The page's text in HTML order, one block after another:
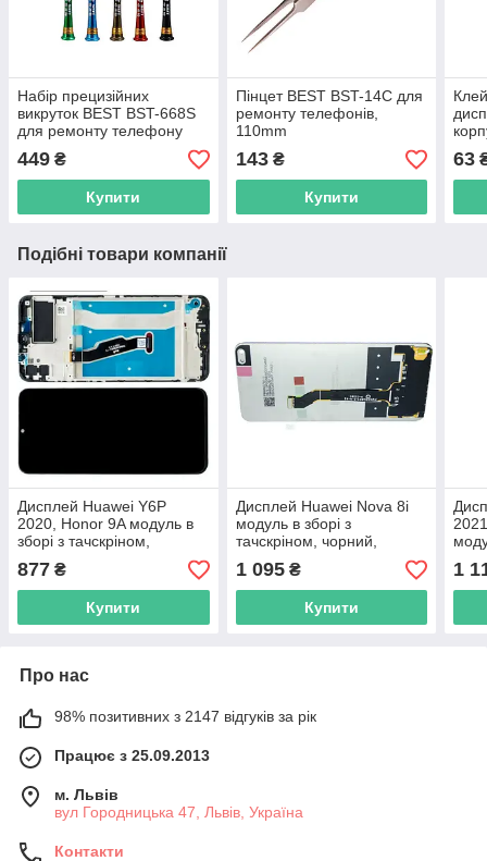
Набір прецизійних
викруток BEST BST-668S
для ремонту телефону
449 ₴
Купити
Пінцет BEST BST-14C для
ремонту телефонів,
110mm
143₴
Купити
63
Подібні товари компанії
Дисплей Huawei Y6P
2020, Honor 9A модуль в
зборі з тачскріном,
чорний, з рамкою, Original
PRC
877 ₴
Купити
Дисплей Huawei Nova 8i
модуль в зборі з
тачскріном, чорний,
1 095₴
Купити
1
Про нас
98% позитивних з 2147 відгуків за рік
Працює з 25.09.2013
м. Львів
вул Городницька 47, Львів, Україна
Контакти